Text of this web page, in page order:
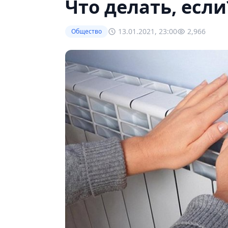
Что делать,
Общество 13.01.2021, 23:00 2,966